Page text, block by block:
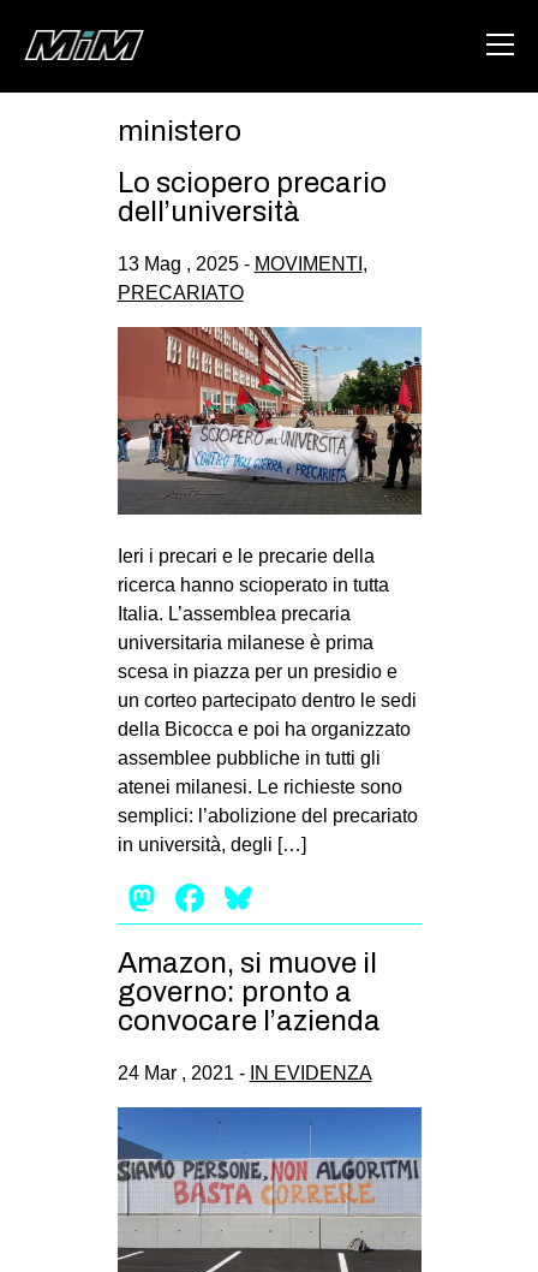
ABOUT
AREA
DEGENERAZIONE
GAZA FREESTYLE
CSOA LAMBRETTA
MSM
STUDENTI TSUNAMI
MILANO
MOBILITAZIONI
SPAZI
SPORT POPOLARE
MOVIMENTI
AMBIENTE
ANTIFASCISMO
DIRITTO ALL’ABITARE
GENERI
MIGRAZIONI
PRECARIATO
REPRESSIONE
CINEMA
MANIFESTI
ministero
Lo sciopero precario
dell’università
13 Mag , 2025 - MOVIMENTI ,
PRECARIATO
Ieri i precari e le precarie della
ricerca hanno scioperato in tutta
Italia. L’assemblea precaria
universitaria milanese è prima
scesa in piazza per un presidio e
un corteo partecipato dentro le sedi
della Bicocca e poi ha organizzato
assemblee pubbliche in tutti gli
atenei milanesi. Le richieste sono
semplici: l’abolizione del precariato
in università, degli […]
Mastodon
Facebook
Amazon, si muove il
governo: pronto a
convocare l’azienda
24 Mar , 2021 - IN EVIDENZA